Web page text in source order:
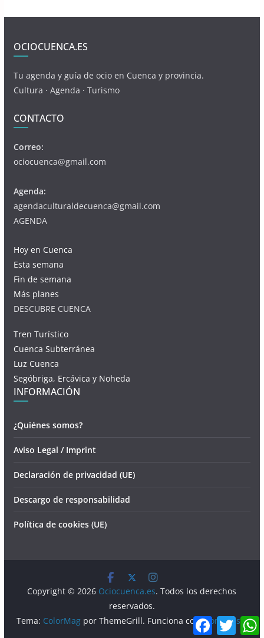
OCIOCUENCA.ES
Tu agenda y guía de ocio en Cuenca y provincia.
Cultura · Agenda · Turismo
CONTACTO
Correo:
ociocuenca@gmail.com
Agenda:
agendaculturaldecuenca@gmail.com
AGENDA
Hoy en Cuenca
Esta semana
Fin de semana
Más planes
DESCUBRE CUENCA
Tren Turístico
Cuenca Subterránea
Luz Cuenca
Segóbriga, Ercávica y Noheda
INFORMACIÓN
¿Quiénes somos?
Aviso Legal / Imprint
Declaración de privacidad (UE)
Descargo de responsabilidad
Política de cookies (UE)
Copyright © 2026 Ociocuenca.es. Todos los derechos
reservados.
Tema: ColorMag por ThemeGrill. Funciona conWordPress.
F
a
T
w